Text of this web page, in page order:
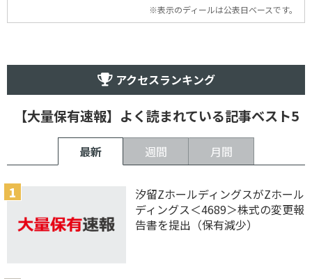
※表示のディールは公表日ベースです。
アクセスランキング
【大量保有速報】よく読まれている記事ベスト5
最新 週間 月間
汐留ZホールディングスがZホール
ディングス＜4689＞株式の変更報
告書を提出（保有減少）